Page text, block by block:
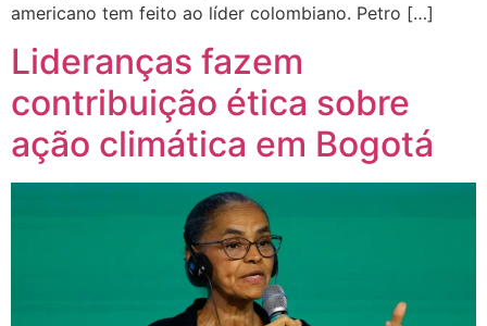
americano tem feito ao líder colombiano. Petro […]
Lideranças fazem
contribuição ética sobre
ação climática em Bogotá